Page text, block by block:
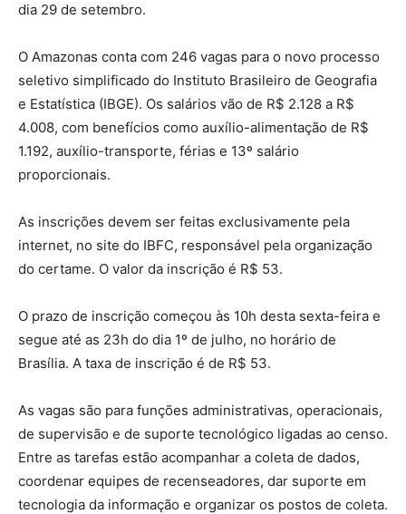
dia 29 de setembro.
O Amazonas conta com 246 vagas para o novo processo
seletivo simplificado do Instituto Brasileiro de Geografia
e Estatística (IBGE). Os salários vão de R$ 2.128 a R$
4.008, com benefícios como auxílio-alimentação de R$
1.192, auxílio-transporte, férias e 13º salário
proporcionais.
As inscrições devem ser feitas exclusivamente pela
internet, no site do IBFC, responsável pela organização
do certame. O valor da inscrição é R$ 53.
O prazo de inscrição começou às 10h desta sexta-feira e
segue até as 23h do dia 1º de julho, no horário de
Brasília. A taxa de inscrição é de R$ 53.
As vagas são para funções administrativas, operacionais,
de supervisão e de suporte tecnológico ligadas ao censo.
Entre as tarefas estão acompanhar a coleta de dados,
coordenar equipes de recenseadores, dar suporte em
tecnologia da informação e organizar os postos de coleta.